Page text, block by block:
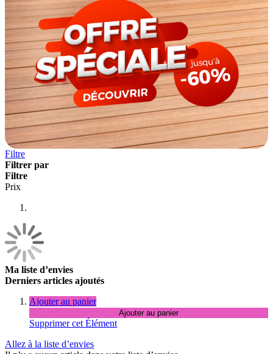
Filtre
Filtrer par
Filtre
Prix
Ma liste d’envies
Derniers articles ajoutés
Ajouter au panier
Ajouter au panier
Supprimer cet Élément
Allez à la liste d’envies